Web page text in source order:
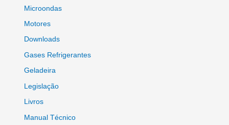
Microondas
Motores
Downloads
Gases Refrigerantes
Geladeira
Legislação
Livros
Manual Técnico